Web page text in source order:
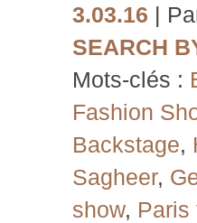
3.03.16 |
SEARCH
Mots-clés :
Fashion
Backstage,
Sagheer,
show, Paris